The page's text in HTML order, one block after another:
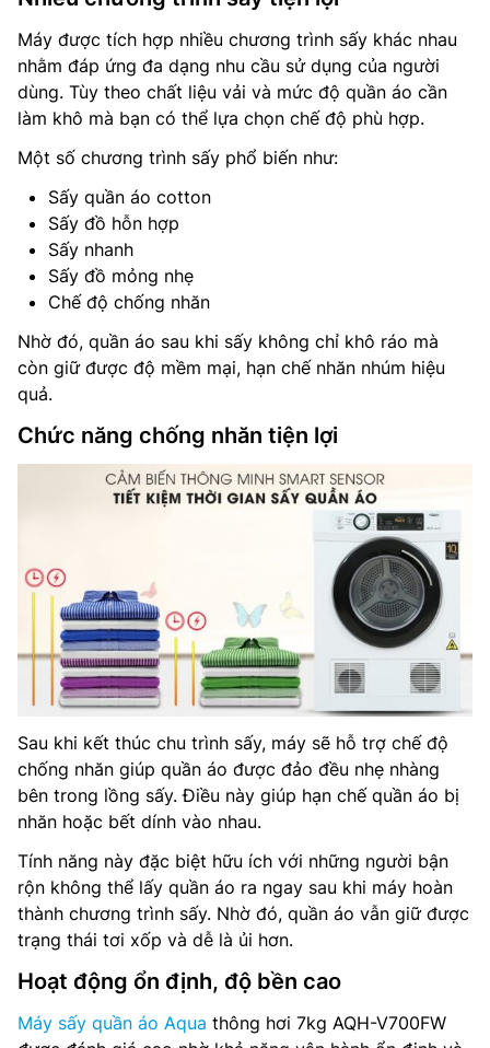
Máy được tích hợp nhiều chương trình sấy khác nhau
nhằm đáp ứng đa dạng nhu cầu sử dụng của người
dùng. Tùy theo chất liệu vải và mức độ quần áo cần
làm khô mà bạn có thể lựa chọn chế độ phù hợp.
Một số chương trình sấy phổ biến như:
Sấy quần áo cotton
Sấy đồ hỗn hợp
Sấy nhanh
Sấy đồ mỏng nhẹ
Chế độ chống nhăn
Nhờ đó, quần áo sau khi sấy không chỉ khô ráo mà
còn giữ được độ mềm mại, hạn chế nhăn nhúm hiệu
quả.
Chức năng chống nhăn tiện lợi
Sau khi kết thúc chu trình sấy, máy sẽ hỗ trợ chế độ
chống nhăn giúp quần áo được đảo đều nhẹ nhàng
bên trong lồng sấy. Điều này giúp hạn chế quần áo bị
nhăn hoặc bết dính vào nhau.
Tính năng này đặc biệt hữu ích với những người bận
rộn không thể lấy quần áo ra ngay sau khi máy hoàn
thành chương trình sấy. Nhờ đó, quần áo vẫn giữ được
trạng thái tơi xốp và dễ là ủi hơn.
Hoạt động ổn định, độ bền cao
Máy sấy quần áo Aqua thông hơi 7kg AQH-V700FW